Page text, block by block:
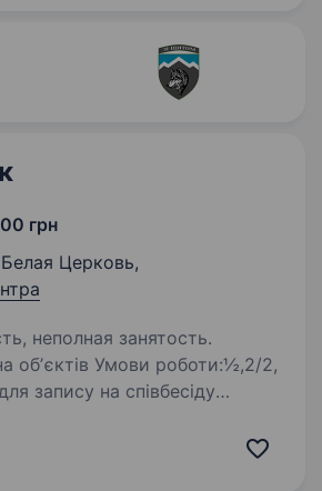
грн
Церковь,
неполная занятость.
роботи:½,2/2,
запису на співбесіду